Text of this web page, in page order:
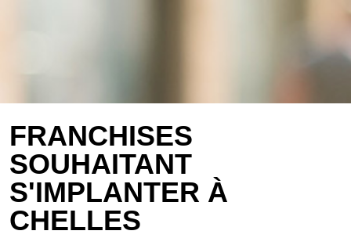
FRANCHISES
SOUHAITANT
S'IMPLANTER À
CHELLES